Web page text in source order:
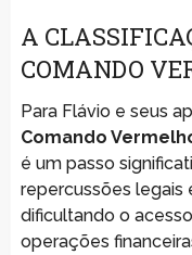
A
COMANDO
Para Flávio e seus
Comando
é um passo
repercussões legais
dificultando o
operações